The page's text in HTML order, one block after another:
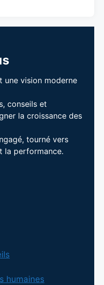
une vision moderne
conseils et
la croissance des
tourné vers
la performance.
humaines